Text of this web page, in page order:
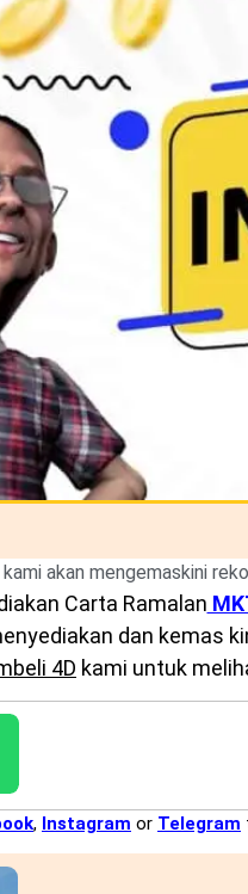
akan mengemaskini
Carta Ramalan
dan kemas
4D kami untuk
, Instagram or Telegram